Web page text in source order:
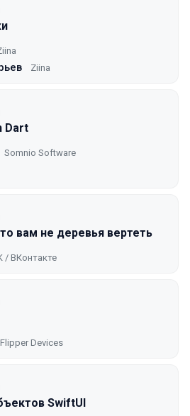
Ziina
Dart
Somnio Software
вам не деревья вертеть
/ ВКонтакте
Flipper Devices
SwiftUI